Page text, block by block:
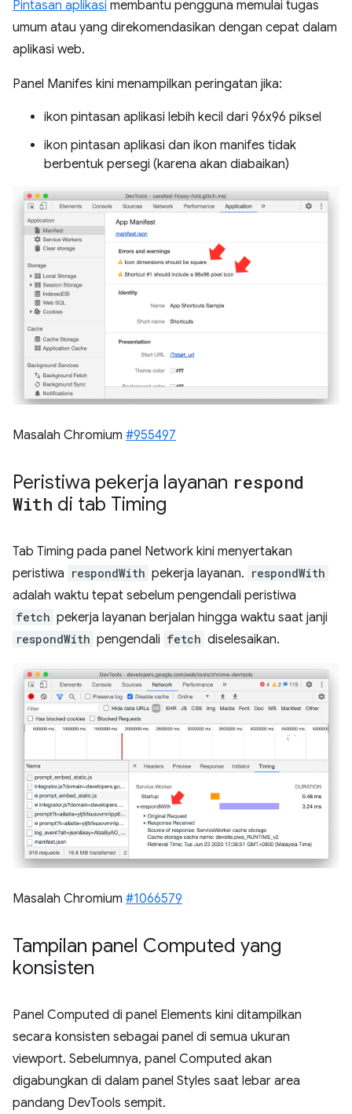
Pintasan aplikasi membantu pengguna memulai tugas
umum atau yang direkomendasikan dengan cepat dalam
aplikasi web.
Panel Manifes kini menampilkan peringatan jika:
ikon pintasan aplikasi lebih kecil dari 96x96 piksel
ikon pintasan aplikasi dan ikon manifes tidak
berbentuk persegi (karena akan diabaikan)
Masalah Chromium #955497
Peristiwa pekerja layanan respond
With di tab Timing
Tab Timing pada panel Network kini menyertakan
peristiwa respondWith pekerja layanan. respondWith
adalah waktu tepat sebelum pengendali peristiwa
fetch pekerja layanan berjalan hingga waktu saat janji
respondWith pengendali fetch diselesaikan.
Masalah Chromium #1066579
Tampilan panel Computed yang
konsisten
Panel Computed di panel Elements kini ditampilkan
secara konsisten sebagai panel di semua ukuran
viewport. Sebelumnya, panel Computed akan
digabungkan di dalam panel Styles saat lebar area
pandang DevTools sempit.